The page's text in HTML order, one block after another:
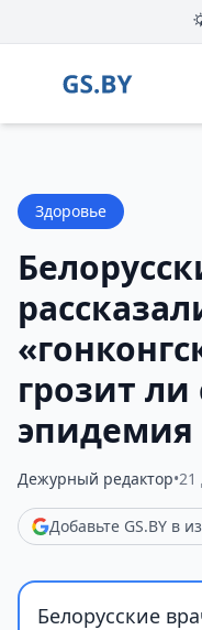
Здоровье
грозит ли
эпидемия
Дежурный редактор•21
Добавьте GS.BY в
Белорусские